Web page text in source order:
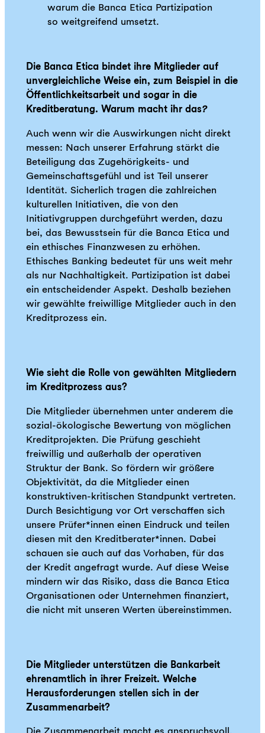
warum die Banca Etica Partizipation
so weitgreifend umsetzt.
Die Banca Etica bindet ihre Mitglieder auf
unvergleichliche Weise ein, zum Beispiel in die
Öffentlichkeitsarbeit und sogar in die
Kreditberatung. Warum macht ihr das?
Auch wenn wir die Auswirkungen nicht direkt
messen: Nach unserer Erfahrung stärkt die
Beteiligung das Zugehörigkeits- und
Gemeinschaftsgefühl und ist Teil unserer
Identität. Sicherlich tragen die zahlreichen
kulturellen Initiativen, die von den
Initiativgruppen durchgeführt werden, dazu
bei, das Bewusstsein für die Banca Etica und
ein ethisches Finanzwesen zu erhöhen.
Ethisches Banking bedeutet für uns weit mehr
als nur Nachhaltigkeit. Partizipation ist dabei
ein entscheidender Aspekt. Deshalb beziehen
wir gewählte freiwillige Mitglieder auch in den
Kreditprozess ein.
Wie sieht die Rolle von gewählten Mitgliedern
im Kreditprozess aus?
Die Mitglieder übernehmen unter anderem die
sozial-ökologische Bewertung von möglichen
Kreditprojekten. Die Prüfung geschieht
freiwillig und außerhalb der operativen
Struktur der Bank. So fördern wir größere
Objektivität, da die Mitglieder einen
konstruktiven-kritischen Standpunkt vertreten.
Durch Besichtigung vor Ort verschaffen sich
unsere Prüfer*innen einen Eindruck und teilen
diesen mit den Kreditberater*innen. Dabei
schauen sie auch auf das Vorhaben, für das
der Kredit angefragt wurde. Auf diese Weise
mindern wir das Risiko, dass die Banca Etica
Organisationen oder Unternehmen finanziert,
die nicht mit unseren Werten übereinstimmen.
Die Mitglieder unterstützen die Bankarbeit
ehrenamtlich in ihrer Freizeit. Welche
Herausforderungen stellen sich in der
Zusammenarbeit?